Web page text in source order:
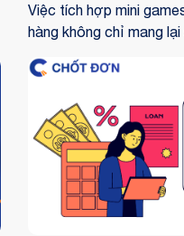
online độc đáo
Việc tích hợp mini
hàng không chỉ mang
và khách hàng, mở ra
nghiệm mua sắm trực